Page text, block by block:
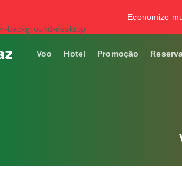
Economize
Voo Hotel Promoção